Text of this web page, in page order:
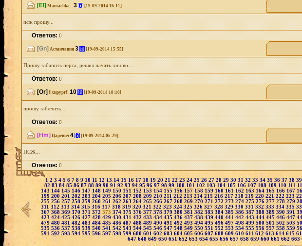
[El] Maniachka... 3 [i] [19-09-2014 16:11]
псж прошу...
Ответов:0
[Gn] Астанчанин 3 [i] [19-09-2014 15:55]
Прошу забанить перса, решил начать заново....
Ответов:0
[Or] !!хирург!! 10 [i] [19-09-2014 10:10]
прошу заблчить...
Ответов:0
[Hm] Царевич 4 [i] [19-09-2014 05:29]
ПСЖ...
Ответов:0
1 2 3 45 6 7 8 9 10 11 12 1314 15 16 17 1819 20 21 22 23 24 25 26 27 28 29 30 3132 33 34 35 36 37 38 39
82 83 84 85 86 87 88 89 90 91 92 93 94 95 96 97 98 99 100 101 102 103 104 105 106 107 108 109 110 111
143 144 145 146 147 148 149 150 151 152 153 154 155 156 157 158 159 160 161 162 163 164 165 166 167
199 200 201 202 203 204 205 206 207 208 209 210 211 212 213 214 215 216 217 218 219 220 221 222 223
255 256 257 258 259 260 261 262 263 264 265 266 267 268 269 270 271 272 273 274 275 276 277 278 279
311 312 313 314 315 316 317 318 319 320 321 322 323 324 325 326 327 328 329 330 331 332 333 334 335
367 368 369 370 371 372 373 374 375 376 377 378 379 380 381 382 383 384 385 386 387 388 389 390 391
423 424 425 426 427 428 429 430 431 432 433 434 435 436 437 438 439 440 441 442 443 444 445 446 447
479 480 481 482 483 484 485 486 487 488 489 490 491 492 493 494 495 496 497 498 499 500 501 502 503
535 536 537 538 539 540 541 542 543 544 545 546 547 548 549 550 551 552 553 554 555 556 557 558 559
591 592 593 594 595 596 597 598 599 600 601 602 603 604 605 606 607 608 609 610 611 612 613 614 615
647 648 649 650 651 652 653 654 655 656 657 658 659 660 661 662 663